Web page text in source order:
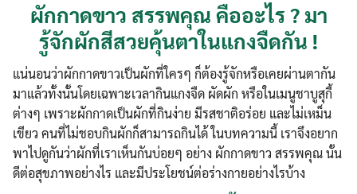
ผักกาดขาว สรรพคุณ คืออะไร ? มา
รู้จักผักสีสวยคุ้นตาในแกงจืดกัน !
แน่นอนว่าผักกาดขาวเป็นผักที่ใครๆ ก็ต้องรู้จักหรือเคยผ่านตากัน
มาแล้วทั้งนั้นโดยเฉพาะเวลากินแกงจืด ผัดผัก หรือในเมนูชาบูสุกี้
ต่างๆ เพราะผักกาดเป็นผักที่กินง่าย มีรสชาติอร่อย และไม่เหม็น
เขียว คนที่ไม่ชอบกินผักก็สามารถกินได้ ในบทความนี้ เราจึงอยาก
พาไปดูกันว่าผักที่เราเห็นกันบ่อยๆ อย่าง ผักกาดขาว สรรพคุณ นั้น
ดีต่อสุขภาพอย่างไร และมีประโยชน์ต่อร่างกายอย่างไรบ้าง